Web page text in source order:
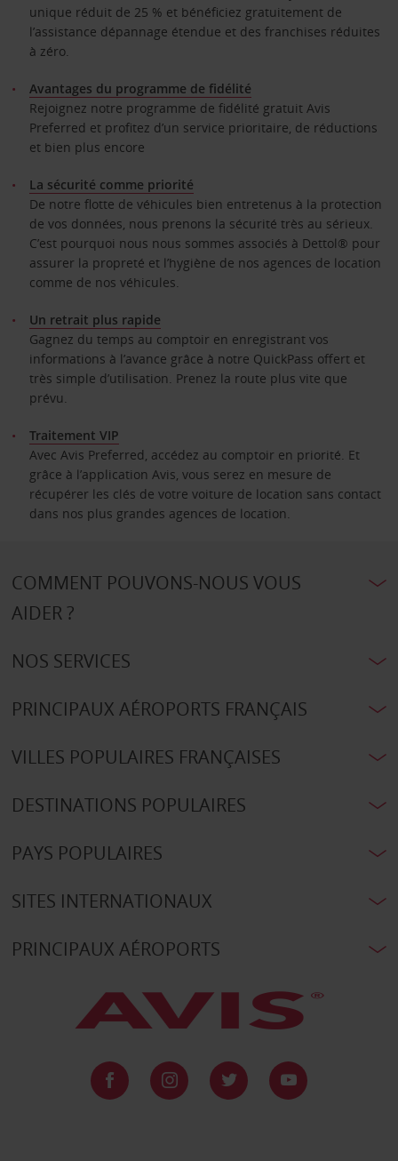
unique réduit de 25 % et bénéficiez gratuitement de
l’assistance dépannage étendue et des franchises réduites
à zéro.
Avantages du programme de fidélité
Rejoignez notre programme de fidélité gratuit Avis
Preferred et profitez d’un service prioritaire, de réductions
et bien plus encore
La sécurité comme priorité
De notre flotte de véhicules bien entretenus à la protection
de vos données, nous prenons la sécurité très au sérieux.
C’est pourquoi nous nous sommes associés à Dettol® pour
assurer la propreté et l’hygiène de nos agences de location
comme de nos véhicules.
Un retrait plus rapide
Gagnez du temps au comptoir en enregistrant vos
informations à l’avance grâce à notre QuickPass offert et
très simple d’utilisation. Prenez la route plus vite que
prévu.
Traitement VIP
Avec Avis Preferred, accédez au comptoir en priorité. Et
grâce à l’application Avis, vous serez en mesure de
récupérer les clés de votre voiture de location sans contact
dans nos plus grandes agences de location.
COMMENT POUVONS-NOUS VOUS
AIDER ?
NOS SERVICES
PRINCIPAUX AÉROPORTS FRANÇAIS
VILLES POPULAIRES FRANÇAISES
DESTINATIONS POPULAIRES
PAYS POPULAIRES
SITES INTERNATIONAUX
PRINCIPAUX AÉROPORTS